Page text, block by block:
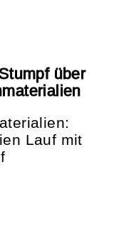
über
Lauf mit